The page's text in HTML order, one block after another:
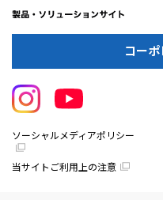
コー
ソーシャルメディアポリシー
当サイトご利用上の注意